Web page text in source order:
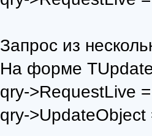
Запрос из
На форме
qry->RequestLive
qry->UpdateObject